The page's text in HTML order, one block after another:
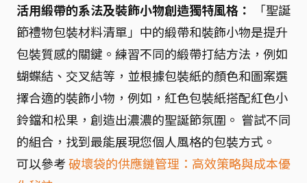
活用緞帶的系法及裝飾小物創造獨特風格：
「聖誕
節禮物包裝材料清單」中的緞帶和裝飾小物是提升
包裝質感的關鍵。練習不同的緞帶打結方法，例如
蝴蝶結、交叉結等，並根據包裝紙的顏色和圖案選
擇合適的裝飾小物，例如，紅色包裝紙搭配紅色小
鈴鐺和松果，創造出濃濃的聖誕節氛圍。 嘗試不同
的組合，找到最能展現您個人風格的包裝方式。
可以參考破壞袋的供應鏈管理：高效策略與成本優